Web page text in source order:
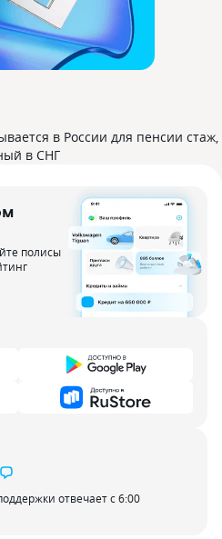
в России для пенсии стаж‚
в СНГ
полисы
отвечает с 6:00